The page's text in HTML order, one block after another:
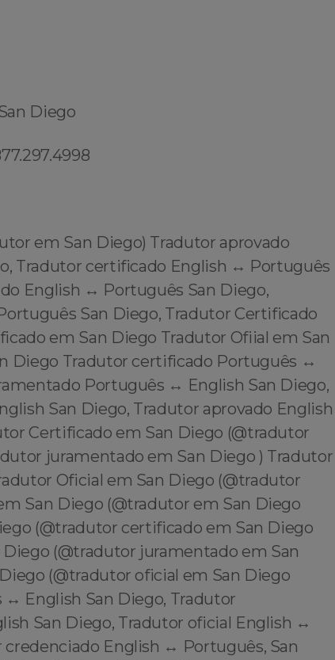
Diego
em San Diego) Tradutor aprovado
Tradutor certificado English ↔️ Português
English ↔️ Português San Diego,
San Diego, Tradutor Certificado
em San Diego Tradutor Ofiial em San
Diego Tradutor certificado Português ↔️
Português ↔️ English San Diego,
San Diego, Tradutor aprovado English
Certificado em San Diego (@tradutor
juramentado em San Diego ) Tradutor
Oficial em San Diego (@tradutor
San Diego (@tradutor em San Diego
(@tradutor certificado em San Diego
(@tradutor juramentado em San
(@tradutor oficial em San Diego
English San Diego, Tradutor
San Diego, Tradutor oficial English ↔️
English ↔️ Português, San